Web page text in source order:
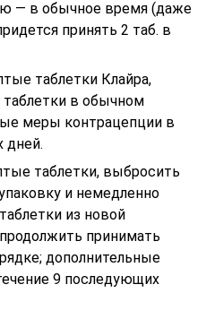
— в обычное время (даже
принять 2 таб. в
таблетки Клайра,
в обычном
меры контрацепции в
дней.
таблетки, выбросить
и немедленно
из новой
принимать
дополнительные
9 последующих